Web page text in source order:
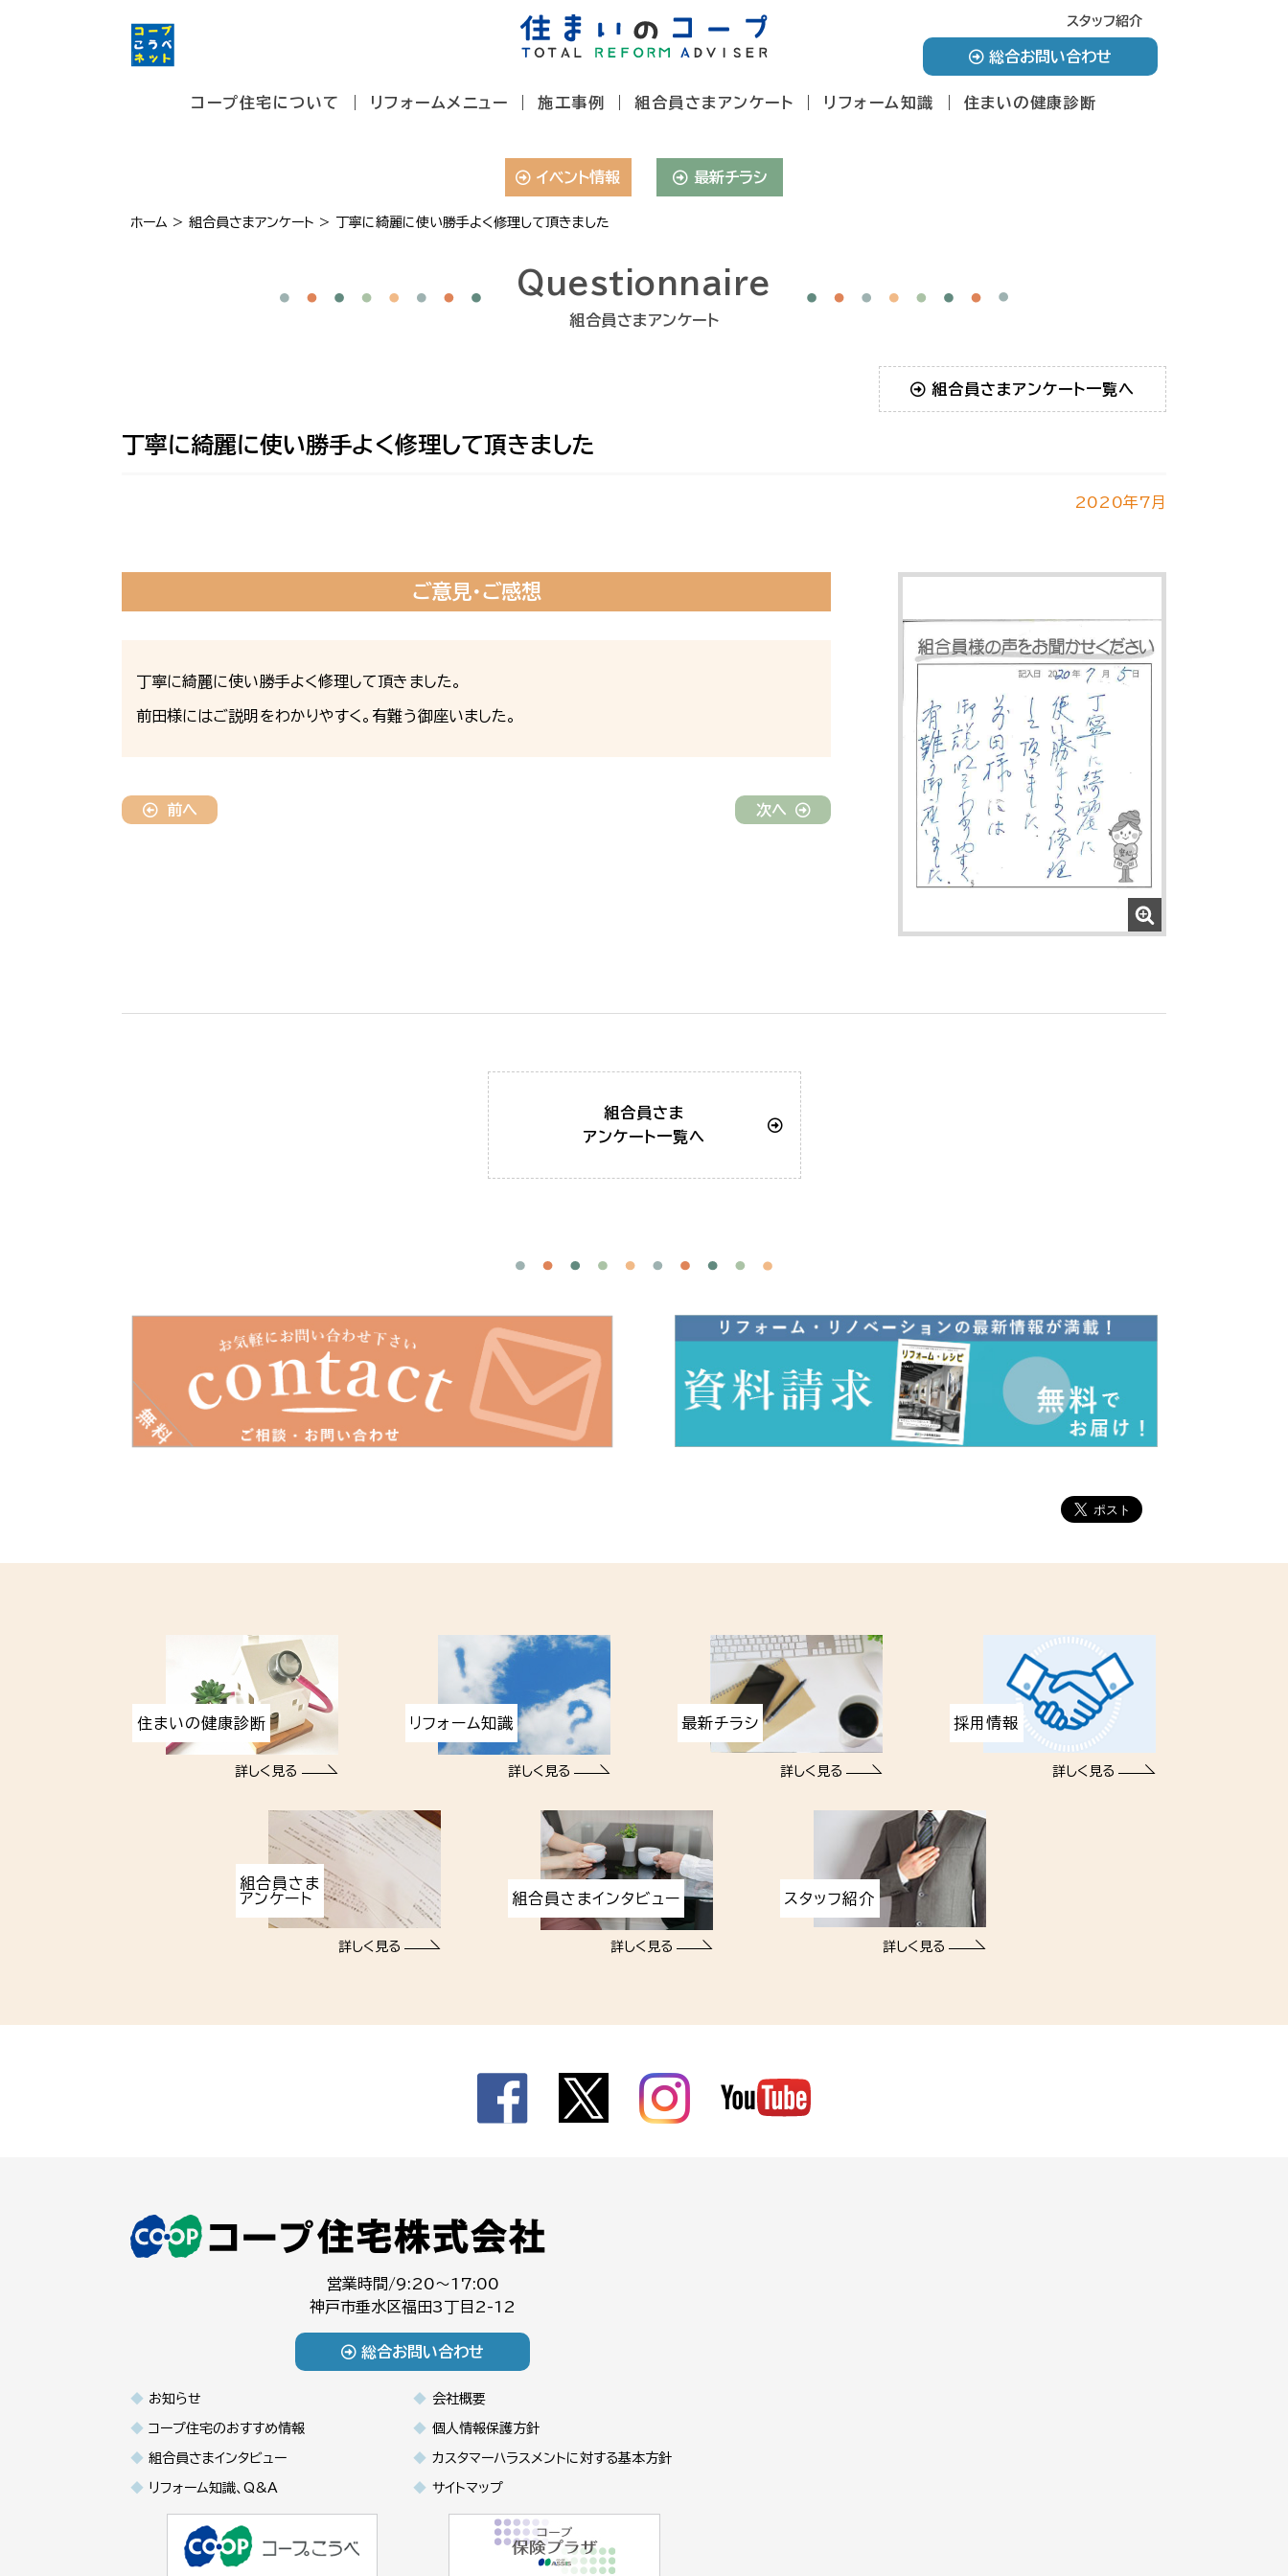
スタッフ紹介
総合お問い合わせ
コープ住宅について リフォームメニュー 施工事例 組合員さまアンケート リフォーム知識 住まいの健康診断
イベント情報 最新チラシ
ホーム > 組合員さまアンケート > 丁寧に綺麗に使い勝手よく修理して頂きました
Questionnaire
組合員さまアンケート
組合員さまアンケート一覧へ
丁寧に綺麗に使い勝手よく修理して頂きました
2020年7月
ご意見・ご感想
丁寧に綺麗に使い勝手よく修理して頂きました。
前田様にはご説明をわかりやすく。有難う御座いました。
前へ 次へ
組合員さま
アンケート一覧へ
住まいの健康診断
詳しく見る
リフォーム知識
詳しく見る
最新チラシ
詳しく見る
採用情報
詳しく見る
組合員さま
アンケート
詳しく見る
組合員さまインタビュー
詳しく見る
スタッフ紹介
詳しく見る
営業時間/9:20～17:00
神戸市垂水区福田3丁目2-12
総合お問い合わせ
お知らせ
コープ住宅のおすすめ情報
組合員さまインタビュー
リフォーム知識、Q&A
会社概要
個人情報保護方針
カスタマーハラスメントに対する基本方針
サイトマップ